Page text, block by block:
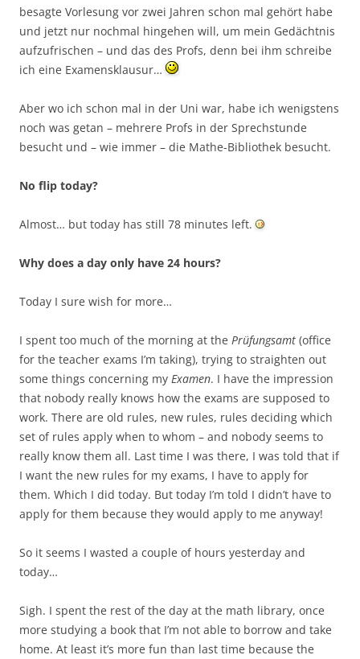
besagte Vorlesung vor zwei Jahren schon mal gehört habe
und jetzt nur nochmal hingehen will, um mein Gedächtnis
aufzufrischen – und das des Profs, denn bei ihm schreibe
ich eine Examensklausur…
Aber wo ich schon mal in der Uni war, habe ich wenigstens
noch was getan – mehrere Profs in der Sprechstunde
besucht und – wie immer – die Mathe-Bibliothek besucht.
No flip today?
Almost… but today has still 78 minutes left.
Why does a day only have 24 hours?
Today I sure wish for more…
I spent too much of the morning at the Prüfungsamt (office
for the teacher exams I’m taking), trying to straighten out
some things concerning my Examen. I have the impression
that nobody really knows how the exams are supposed to
work. There are old rules, new rules, rules deciding which
set of rules apply when to whom – and nobody seems to
really know them all. Last time I was there, I was told that if
I want the new rules for my exams, I have to apply for
them. Which I did today. But today I’m told I didn’t have to
apply for them because they would apply to me anyway!
So it seems I wasted a couple of hours yesterday and
today…
Sigh. I spent the rest of the day at the math library, once
more studying a book that I’m not able to borrow and take
home. At least it’s more fun than last time because the